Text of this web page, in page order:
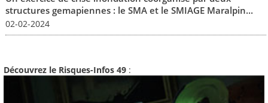
structures gemapiennes : le SMA et le SMIAGE Maralpin...
02-02-2024
Découvrez le Risques-Infos 49 :